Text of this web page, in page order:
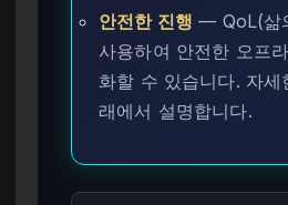
안전한 진행 — QoL(삶
사용하여 안전한 오프
화할 수 있습니다. 자세
래에서 설명합니다.